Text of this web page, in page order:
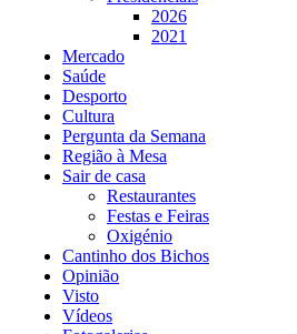
2026
2021
Mercado
Saúde
Desporto
Cultura
Pergunta da Semana
Região à Mesa
Sair de casa
Restaurantes
Festas e Feiras
Oxigénio
Cantinho dos Bichos
Opinião
Visto
Vídeos